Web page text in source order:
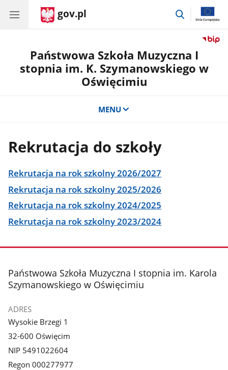
gov.pl
przejdź
Państwowa Szkoła Muzyczna I
stopnia im. K. Szymanowskiego w
Oświęcimiu
MENU
Rekrutacja do szkoły
Rekrutacja na rok szkolny 2026/2027
Rekrutacja na rok szkolny 2025/2026
Rekrutacja na rok szkolny 2024/2025
Rekrutacja na rok szkolny 2023/2024
stopka
Państwowa Szkoła Muzyczna I stopnia im. Karola
Szymanowskiego w Oświęcimiu
ADRES
Wysokie Brzegi 1
32-600 Oświęcim
NIP 5491022604
Regon 000277977